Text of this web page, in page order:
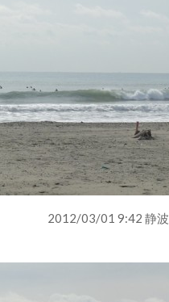
2012/03/01 9:42 静波